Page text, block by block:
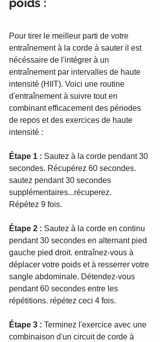
Pour tirer le meilleur parti de votre
entraînement à la corde à sauter il est
nécéssaire de l'intégrer à un
entraînement par intervalles de haute
intensité (HIIT). Voici une routine
d'entraînement à suivre tout en
combinant efficacement des périodes
de repos et des exercices de haute
intensité :
Étape 1 : Sautez à la corde pendant 30
secondes. Récupérez 60 secondes.
sautez pendant 30 secondes
supplémentaires...récuperez.
Répétez 9 fois.
Étape 2 : Sautez à la corde en continu
pendant 30 secondes en alternant pied
gauche pied droit. entraînez-vous à
déplacer votre poids et à resserrer votre
sangle abdominale. Détendez-vous
pendant 60 secondes entre les
répétitions. répétez ceci 4 fois.
Étape 3 : Terminez l'exercice avec une
combinaison d'un circuit de corde à